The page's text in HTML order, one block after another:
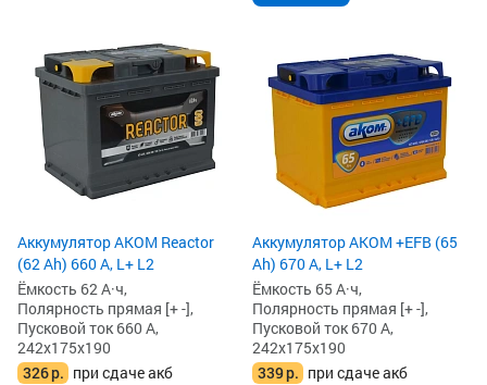
Аккумулятор AKOM Reactor
(62 Ah) 660 А, L+ L2
Ёмкость 62 А·ч,
Полярность прямая [+ -],
Пусковой ток 660 А,
242x175x190
326р. при сдаче акб
Аккумулятор AKOM +EFB (65
Ah) 670 А, L+ L2
Ёмкость 65 А·ч,
Полярность прямая [+ -],
Пусковой ток 670 А,
242x175x190
339р. при сдаче акб